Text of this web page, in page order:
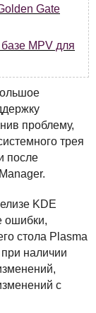
Gate
MPV для
проблему,
трея
после
KDE
ошибки,
стола Plasma
наличии
с